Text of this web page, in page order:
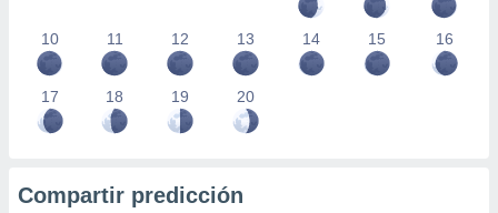
10 11 12 13 14 15 16
17 18 19 20
Compartir predicción